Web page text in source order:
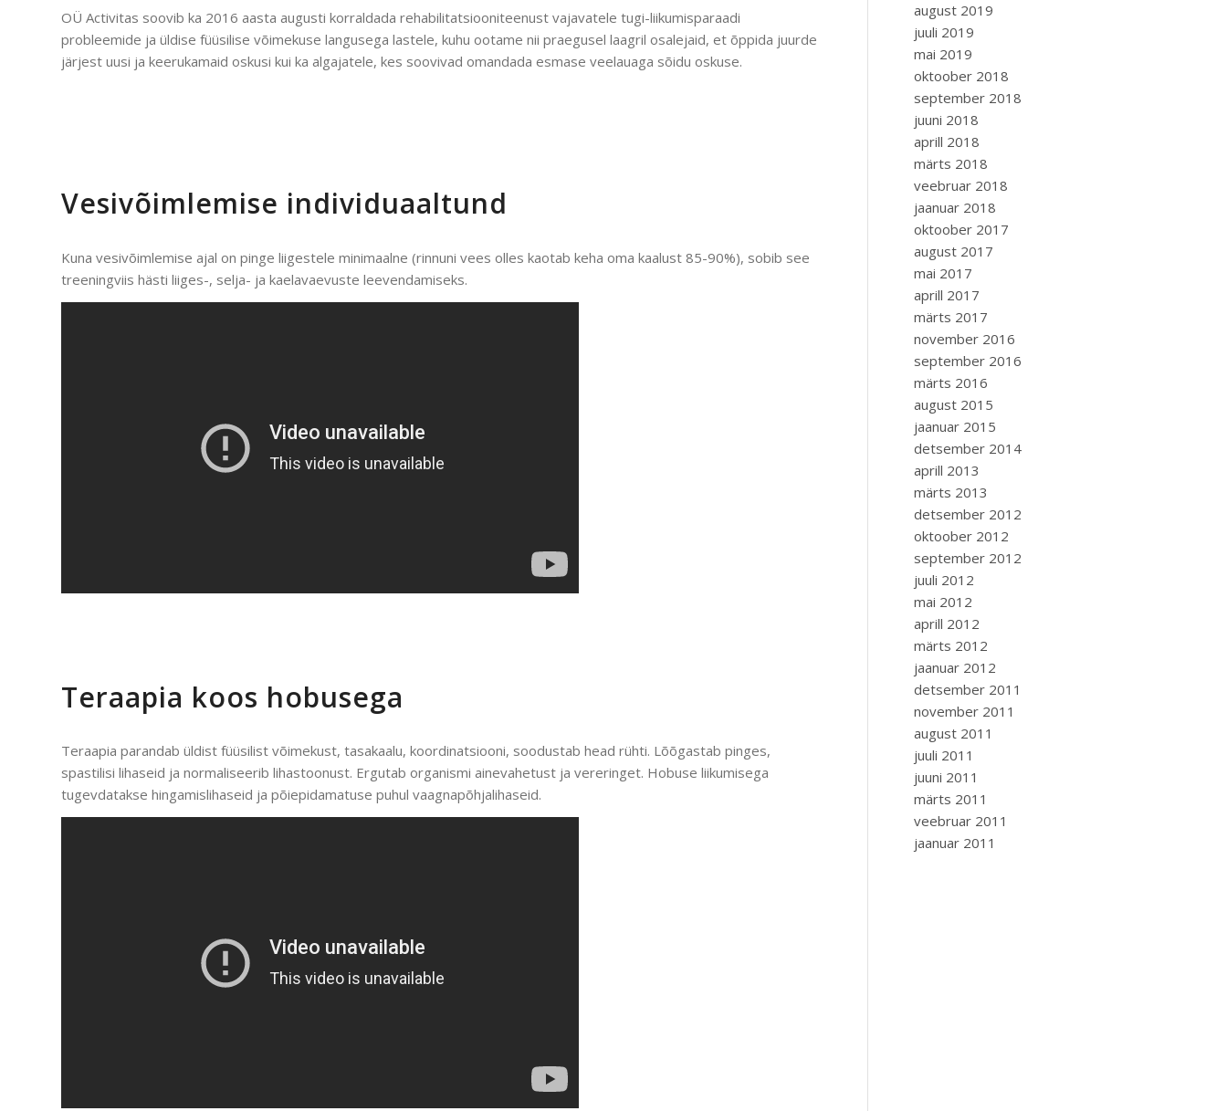
OÜ Activitas soovib ka 2016 aasta augusti korraldada rehabilitatsiooniteenust vajavatele tugi-liikumisparaadi
probleemide ja üldise füüsilise võimekuse langusega lastele, kuhu ootame nii praegusel laagril osalejaid, et õppida juurde
järjest uusi ja keerukamaid oskusi kui ka algajatele, kes soovivad omandada esmase veelauaga sõidu oskuse.
Vesivõimlemise individuaaltund
Kuna vesivõimlemise ajal on pinge liigestele minimaalne (rinnuni vees olles kaotab keha oma kaalust 85-90%), sobib see
treeningviis hästi liiges-, selja- ja kaelavaevuste leevendamiseks.
Teraapia koos hobusega
Teraapia parandab üldist füüsilist võimekust, tasakaalu, koordinatsiooni, soodustab head rühti. Lõõgastab pinges,
spastilisi lihaseid ja normaliseerib lihastoonust. Ergutab organismi ainevahetust ja vereringet. Hobuse liikumisega
tugevdatakse hingamislihaseid ja põiepidamatuse puhul vaagnapõhjalihaseid.
august 2019
juuli 2019
mai 2019
oktoober 2018
september 2018
juuni 2018
aprill 2018
märts 2018
veebruar 2018
jaanuar 2018
oktoober 2017
august 2017
mai 2017
aprill 2017
märts 2017
november 2016
september 2016
märts 2016
august 2015
jaanuar 2015
detsember 2014
aprill 2013
märts 2013
detsember 2012
oktoober 2012
september 2012
juuli 2012
mai 2012
aprill 2012
märts 2012
jaanuar 2012
detsember 2011
november 2011
august 2011
juuli 2011
juuni 2011
märts 2011
veebruar 2011
jaanuar 2011